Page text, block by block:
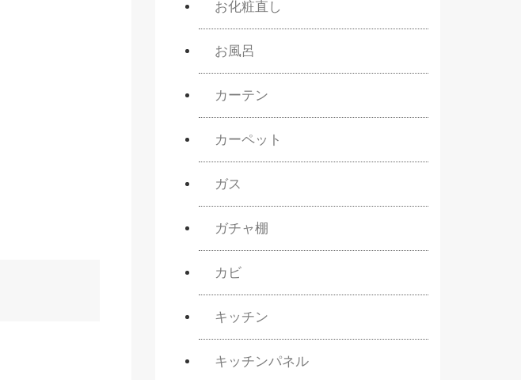
お化粧直し
お風呂
カーテン
カーペット
ガス
ガチャ棚
カビ
キッチン
キッチンパネル